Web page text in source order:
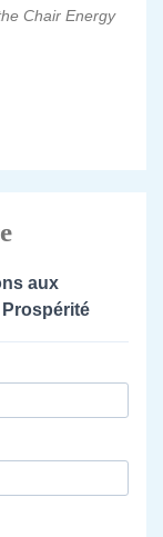
Chair Energy
aux